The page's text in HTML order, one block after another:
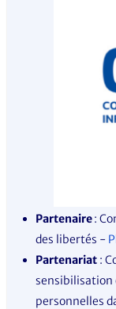
Partenaire:
des libertés -
Partenariat :
sensibilisation
personnelles